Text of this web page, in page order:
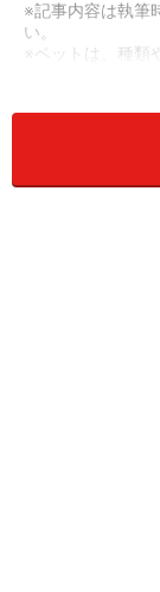
※記事内容は執筆
い。
※ペットは、種類